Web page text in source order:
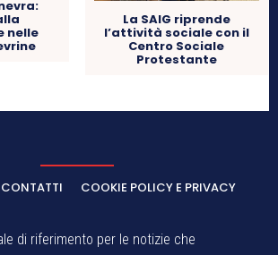
nelle
La SAIG riprende
l’attività sociale con il
Centro Sociale
Protestante
CONTATTI COOKIE POLICY E PRIVACY
di riferimento per le notizie che